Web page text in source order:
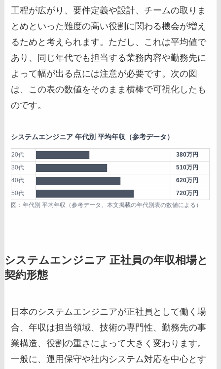
工程が広がり、要件定義や設計、チームの取りま
とめといった難度の高い役割に関わる機会が増え
るためと考えられます。ただし、これは平均値で
あり、同じ年代でも担当する業務内容や勤務先に
よって幅が出る点には注意が必要です。次の図
は、この表の数値をそのまま横棒で可視化したも
のです。
システムエンジニア 年代別 平均年収（参考データ）
20代
380万円
30代
510万円
40代
620万円
50代
720万円
図：年代別 平均年収（参考データ。本文掲載の年代別表の数値による）
システムエンジニア 正社員の年収相場と
契約形態
日本のシステムエンジニアが正社員として働く場
合、年収は担当領域、技術の専門性、勤務先の事
業構造、役割の重さによって大きく変わります。
一般に、運用保守や社内システム対応を中心とす